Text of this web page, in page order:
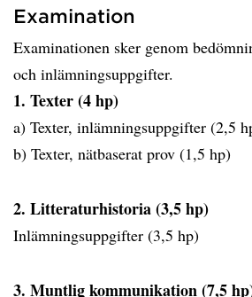
Examination
Examinationen sker genom
och inlämningsuppgifter.
1. Texter (4 hp)
a) Texter, inlämningsuppgifter (2,5
b) Texter, nätbaserat prov (1,5 hp)
2. Litteraturhistoria (3,5 hp)
Inlämningsuppgifter (3,5 hp)
3. Muntlig kommunikation (7,5